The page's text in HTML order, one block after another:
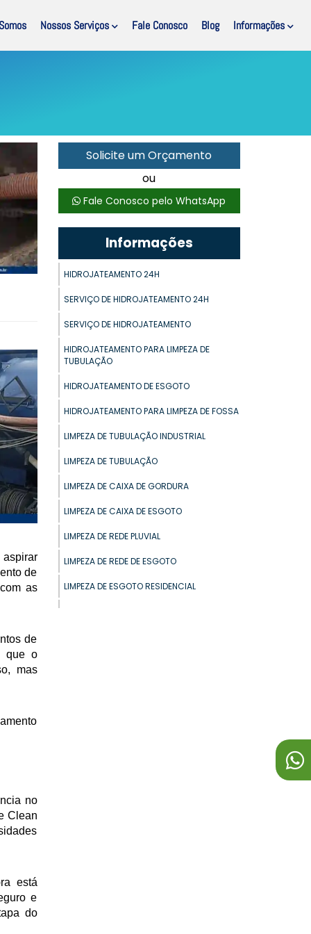
Nossos Serviços Fale Conosco Blog Informações
aspirar
de
as
de
que o
mas
no
Clean
está
e
do
Solicite um Orçamento
ou
Fale Conosco pelo WhatsApp
Informações
HIDROJATEAMENTO 24H
SERVIÇO DE HIDROJATEAMENTO 24H
SERVIÇO DE HIDROJATEAMENTO
HIDROJATEAMENTO PARA LIMPEZA DE
TUBULAÇÃO
HIDROJATEAMENTO DE ESGOTO
HIDROJATEAMENTO PARA LIMPEZA DE FOSSA
LIMPEZA DE TUBULAÇÃO INDUSTRIAL
LIMPEZA DE TUBULAÇÃO
LIMPEZA DE CAIXA DE GORDURA
LIMPEZA DE CAIXA DE ESGOTO
LIMPEZA DE REDE PLUVIAL
LIMPEZA DE REDE DE ESGOTO
LIMPEZA DE ESGOTO RESIDENCIAL